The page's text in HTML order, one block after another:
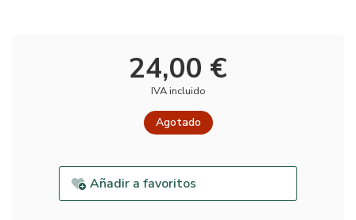
24,00 €
IVA incluido
Agotado
Añadir a favoritos